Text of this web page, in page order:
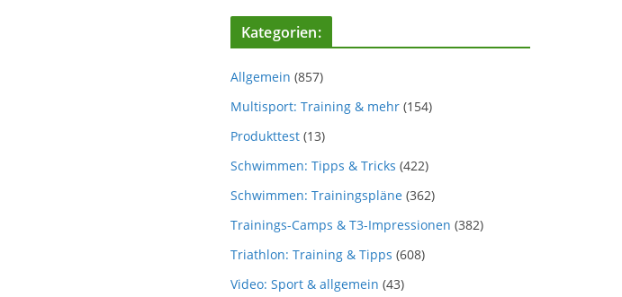
Kategorien:
Allgemein (857)
Multisport: Training & mehr (154)
Produkttest (13)
Schwimmen: Tipps & Tricks (422)
Schwimmen: Trainingspläne (362)
Trainings-Camps & T3-Impressionen (382)
Triathlon: Training & Tipps (608)
Video: Sport & allgemein (43)